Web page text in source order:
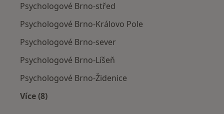
Psychologové Brno-střed
Psychologové Brno-Královo Pole
Psychologové Brno-sever
Psychologové Brno-Líšeň
Psychologové Brno-Židenice
Více (8)